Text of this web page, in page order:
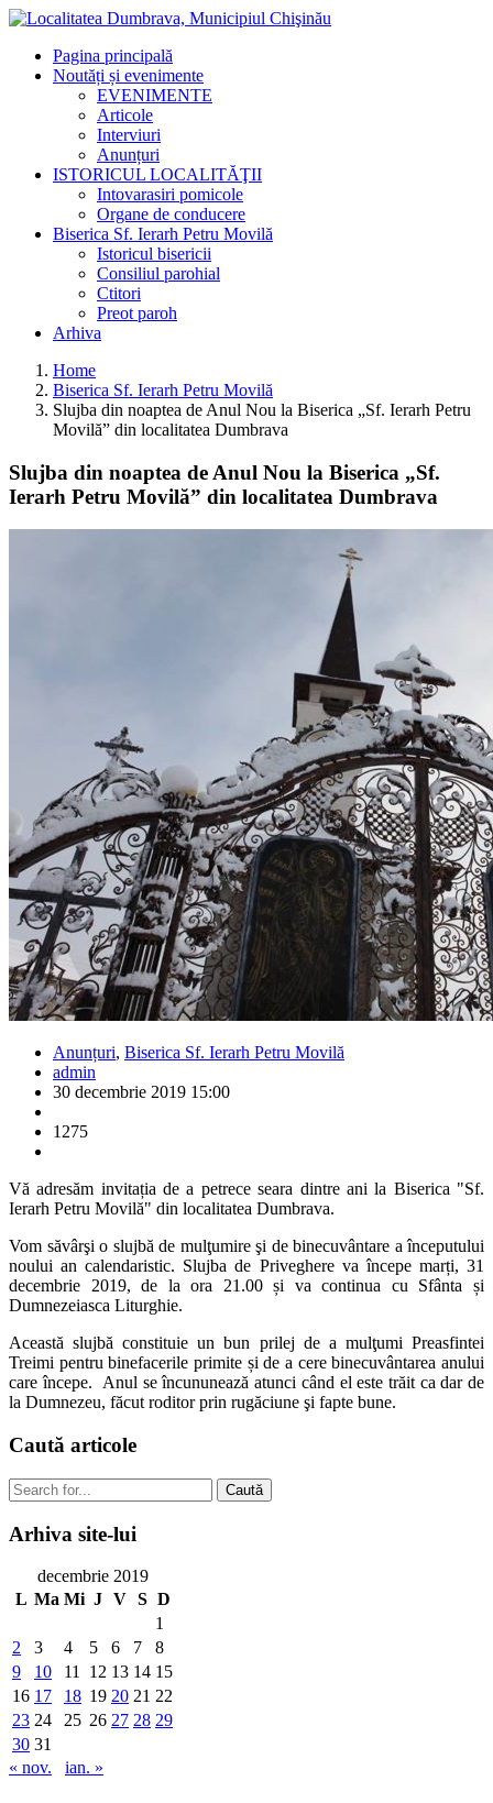
Pagina principală
Noutăți și evenimente
EVENIMENTE
Articole
Interviuri
Anunțuri
ISTORICUL LOCALITĂŢII
Intovarasiri pomicole
Organe de conducere
Biserica Sf. Ierarh Petru Movilă
Istoricul bisericii
Consiliul parohial
Ctitori
Preot paroh
Arhiva
Home
Biserica Sf. Ierarh Petru Movilă
Slujba din noaptea de Anul Nou la Biserica „Sf. Ierarh Petru
Movilă” din localitatea Dumbrava
Slujba din noaptea de Anul Nou la Biserica „Sf.
Ierarh Petru Movilă” din localitatea Dumbrava
Anunțuri, Biserica Sf. Ierarh Petru Movilă
admin
30 decembrie 2019 15:00
1275
Vă adresăm invitația de a petrece seara dintre ani la Biserica "Sf.
Ierarh Petru Movilă" din localitatea Dumbrava.
Vom săvârşi o slujbă de mulţumire şi de binecuvântare a începutului
noului an calendaristic. Slujba de Priveghere va începe marți, 31
decembrie 2019, de la ora 21.00 și va continua cu Sfânta și
Dumnezeiasca Liturghie.
Această slujbă constituie un bun prilej de a mulţumi Preasfintei
Treimi pentru binefacerile primite și de a cere binecuvântarea anului
care începe. Anul se încununează atunci când el este trăit ca dar de
la Dumnezeu, făcut roditor prin rugăciune şi fapte bune.
Caută articole
Caută
Arhiva site-lui
decembrie 2019
L Ma Mi J V S D
1
2
3 4 5 6 7
8
9
10 11 12 13 14 15
16 17 18 19 20 21 22
23 24 25 26 27 28 29
30 31
« nov.
ian. »